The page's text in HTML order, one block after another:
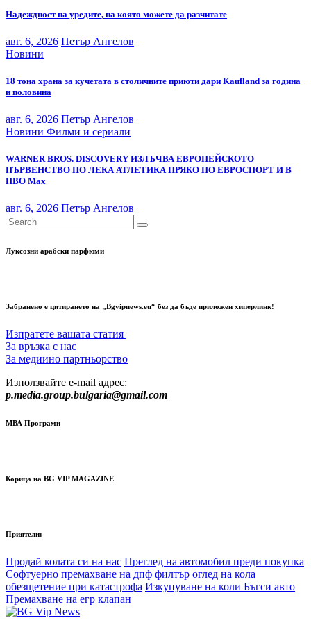
Надеждност на уредите, на която можете да разчитате
авг. 6, 2026 Петър Ангелов
Новини
18 тона храна за кучетата в столичните приюти дари Kaufland за година
и половина
авг. 6, 2026 Петър Ангелов
Новини Филми и сериали
WARNER BROS. DISCOVERY ИЗЛЪЧВА ЕВРОПЕЙСКОТО
ПЪРВЕНСТВО ПО ЛЕКА АТЛЕТИКА ПРЯКО ПО ЕВРОСПОРТ И В
НВО Мах
авг. 6, 2026 Петър Ангелов
Луксозни арабски парфюми
Забранено е цитирането на „Bgvipnews.eu“ без да бъде приложен хиперлинк!
Изпратете вашата статия
За връзка с нас
За медиино партньорство
Използвайте e-mail адрес:
p.media.group.bulgaria@gmail.com
МВА Програми
Корица на BG VIP MAGAZINE
Приятели:
Продай колата си на нас Преглед на автомобил преди покупка
Софтуерно премахване на дпф филтър оглед на кола
обезщетение при катастрофа Изкупуване на коли Бъгси авто
Премахване на егр клапан